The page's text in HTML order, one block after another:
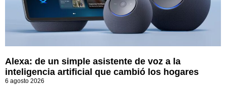
Alexa: de un simple asistente de voz a la
inteligencia artificial que cambió los hogares
6 agosto 2026